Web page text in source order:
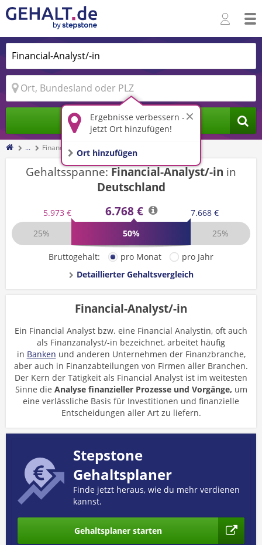
Ergebnisse verbessern -
jetzt Ort hinzufügen!
Ort hinzufügen
Jobs finden
... Financial-Analyst/-in
Gehaltsspanne:Financial-Analyst/-in in
Deutschland
5.973 € 6.768 €
7.668 €
25%
50% 25%
Bruttogehalt: pro Monat
pro Jahr
Detaillierter Gehaltsvergleich
Financial-Analyst/-in
Ein Financial Analyst bzw. eine Financial Analystin, oft auch
als Finanzanalyst/-in bezeichnet, arbeitet häufig
in Banken und anderen Unternehmen der Finanzbranche,
aber auch in Finanzabteilungen von Firmen aller Branchen.
Der Kern der Tätigkeit als Financial Analyst ist im weitesten
Sinne die Analyse finanzieller Prozesse und Vorgänge, um
eine verlässliche Basis für Investitionen und finanzielle
Entscheidungen aller Art zu liefern.
Stepstone
Gehaltsplaner
Finde jetzt heraus, wie du mehr verdienen
kannst.
Gehaltsplaner starten